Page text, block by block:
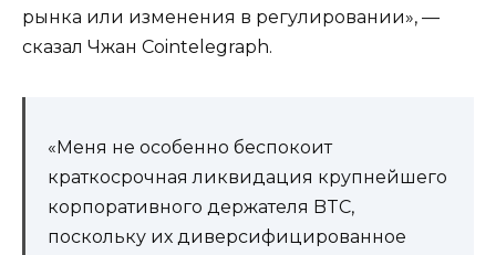
рынка или изменения в регулировании», —
сказал Чжан Cointelegraph.
«Меня не особенно беспокоит
краткосрочная ликвидация крупнейшего
корпоративного держателя BTC,
поскольку их диверсифицированное